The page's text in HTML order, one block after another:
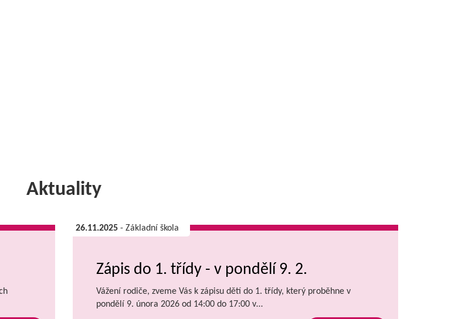
Aktuality
26.11.2025 - Základní škola
Zápis do 1. třídy - v pondělí 9. 2.
Vážení rodiče, zveme Vás k zápisu dětí do 1. třídy, který proběhne v
pondělí 9. února 2026 od 14:00 do 17:00 v…